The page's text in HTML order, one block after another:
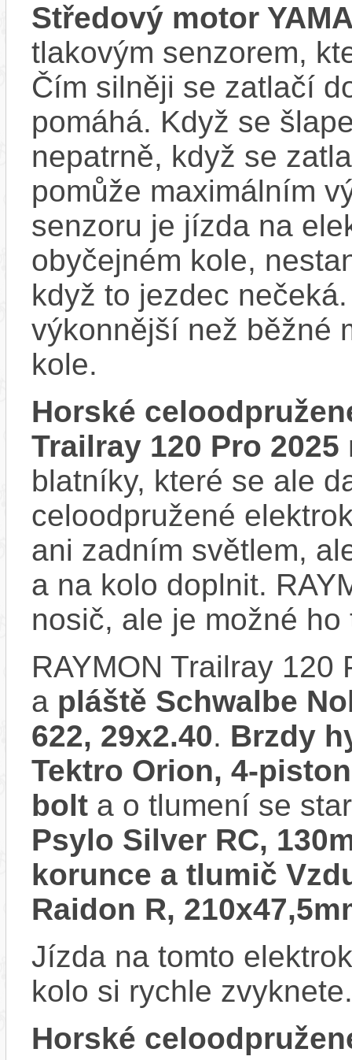
Středový motor
tlakovým senzorem,
Čím silněji se zatlačí
pomáhá. Když se
nepatrně, když se
pomůže maximálním
senzoru je jízda na
obyčejném kole,
když to jezdec
výkonnější než běžné
kole.
Horské
Trailray 120 Pro 2025
blatníky, které se ale
celoodpružené
ani zadním světlem,
a na kolo doplnit.
nosič, ale je možné
RAYMON Trailray
a pláště Schwalbe
622, 29x2.40. Brzdy
Tektro Orion, 4-
bolt a o tlumení se
Psylo Silver RC,
korunce a tlumič
Raidon R,
Jízda na tomto
kolo si rychle zvyknete.
Horské